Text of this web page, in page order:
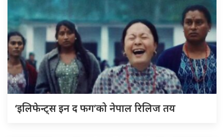
‘इलिफेन्ट्स इन द फग’को नेपाल रिलिज तय